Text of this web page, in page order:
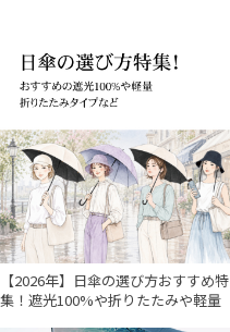
【2026年】日傘の選び方おすすめ特
集！遮光100%や折りたたみや軽量